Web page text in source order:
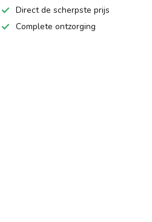
Direct de scherpste prijs
Complete ontzorging